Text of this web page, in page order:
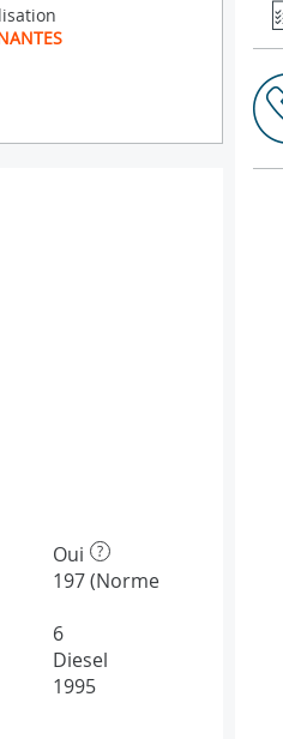
Oui ?
197 (Norme
6
Diesel
1995